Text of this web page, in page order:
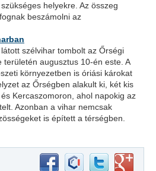
helyekre. Az összeg
beszámolni az
szélvihar tombolt az Őrségi
területén augusztus 10-én este. A
környezetben is óriási károkat
az Őrségben alakult ki, két kis
Kercaszomoron, ahol napokig az
Azonban a vihar nemcsak
is épített a térségben.